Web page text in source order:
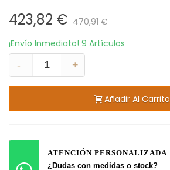
423,82 € 470,91 €
¡Envío Inmediato! 9 Artículos
-
+
Añadir Al Carrito
ATENCIÓN PERSONALIZADA
¿Dudas con medidas o stock?